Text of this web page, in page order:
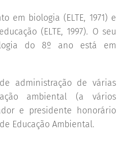
em biologia (ELTE, 1971) e
(ELTE, 1997). O seu
do 8º ano está em
administração de várias
ambiental (a vários
e presidente honorário
Educação Ambiental.